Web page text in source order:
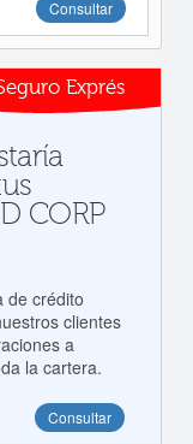
Consultar
Exprés
CORP
de crédito
clientes
a
la cartera.
Consultar